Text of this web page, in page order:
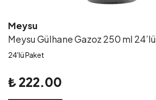
Meysu
Meysu Gülhane Gazoz 250 ml 24’lü
24'lü Paket
₺ 222.00